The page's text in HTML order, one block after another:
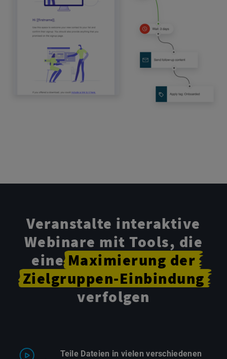
Veranstalte interaktive
Webinare mit Tools, die
eineMaximierung der
Zielgruppen-Einbindung
verfolgen
Teile Dateien in vielen verschiedenen